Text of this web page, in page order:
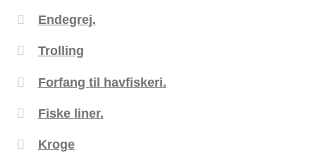
Endegrej.
Trolling
Forfang til havfiskeri.
Fiske liner.
Kroge